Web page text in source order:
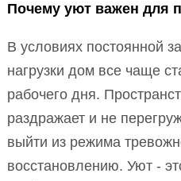
Почему уют важен для
В условиях постоянной
нагрузки дом все чаще
рабочего дня.
раздражает и не
выйти из режима
восстановлению. Уют -